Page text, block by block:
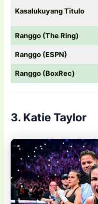
Kasalukuyang Titulo
Ranggo (The Ring)
Ranggo (ESPN)
Ranggo (BoxRec)
3. Katie Taylor